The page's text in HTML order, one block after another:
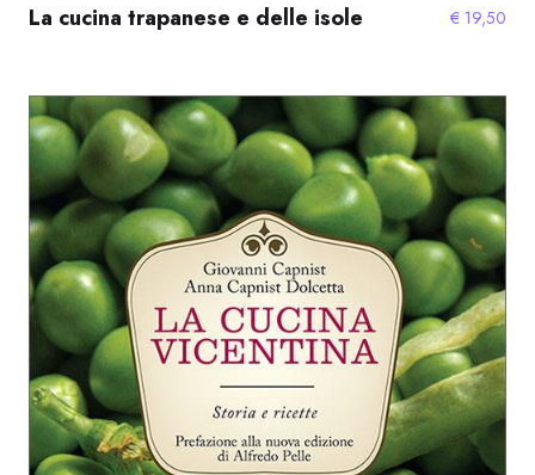
La cucina trapanese e delle isole € 19,50